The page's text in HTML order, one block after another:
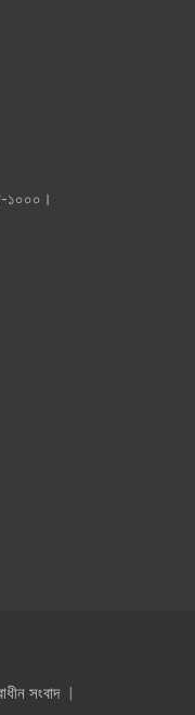
১০০০।
সংবাদ